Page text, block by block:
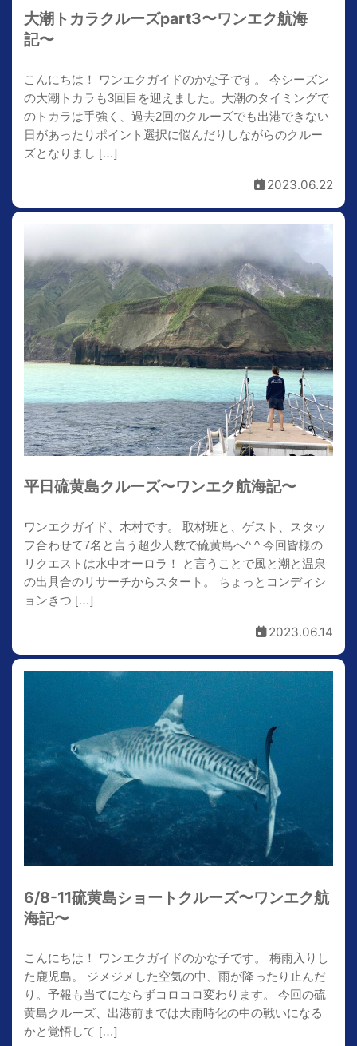
大潮トカラクルーズpart3〜ワンエク航海
記〜
こんにちは！ ワンエクガイドのかな子です。 今シーズン
の大潮トカラも3回目を迎えました。大潮のタイミングで
のトカラは手強く、過去2回のクルーズでも出港できない
日があったりポイント選択に悩んだりしながらのクルー
ズとなりまし […]
2023.06.22
平日硫黄島クルーズ〜ワンエク航海記〜
ワンエクガイド、木村です。 取材班と、ゲスト、スタッ
フ合わせて7名と言う超少人数で硫黄島へ^ ^ 今回皆様の
リクエストは水中オーロラ！ と言うことで風と潮と温泉
の出具合のリサーチからスタート。 ちょっとコンディシ
ョンきつ […]
2023.06.14
6/8-11硫黄島ショートクルーズ〜ワンエク航
海記〜
こんにちは！ ワンエクガイドのかな子です。 梅雨入りし
た鹿児島。 ジメジメした空気の中、雨が降ったり止んだ
り。予報も当てにならずコロコロ変わります。 今回の硫
黄島クルーズ、出港前までは大雨時化の中の戦いになる
かと覚悟して […]